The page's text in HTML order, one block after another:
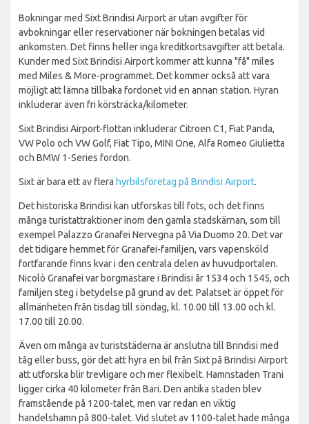
Bokningar med Sixt Brindisi Airport är utan avgifter för
avbokningar eller reservationer när bokningen betalas vid
ankomsten. Det finns heller inga kreditkortsavgifter att betala.
Kunder med Sixt Brindisi Airport kommer att kunna "få" miles
med Miles & More-programmet. Det kommer också att vara
möjligt att lämna tillbaka fordonet vid en annan station. Hyran
inkluderar även fri körsträcka/kilometer.
Sixt Brindisi Airport-flottan inkluderar Citroen C1, Fiat Panda,
VW Polo och VW Golf, Fiat Tipo, MINI One, Alfa Romeo Giulietta
och BMW 1-Series fordon.
Sixt är bara ett av flera hyrbilsföretag på Brindisi Airport.
Det historiska Brindisi kan utforskas till fots, och det finns
många turistattraktioner inom den gamla stadskärnan, som till
exempel Palazzo Granafei Nervegna på Via Duomo 20. Det var
det tidigare hemmet för Granafei-familjen, vars vapensköld
fortfarande finns kvar i den centrala delen av huvudportalen.
Nicolò Granafei var borgmästare i Brindisi år 1534 och 1545, och
familjen steg i betydelse på grund av det. Palatset är öppet för
allmänheten från tisdag till söndag, kl. 10.00 till 13.00 och kl.
17.00 till 20.00.
Även om många av turiststäderna är anslutna till Brindisi med
tåg eller buss, gör det att hyra en bil från Sixt på Brindisi Airport
att utforska blir trevligare och mer flexibelt. Hamnstaden Trani
ligger cirka 40 kilometer från Bari. Den antika staden blev
framstående på 1200-talet, men var redan en viktig
handelshamn på 800-talet. Vid slutet av 1100-talet hade många